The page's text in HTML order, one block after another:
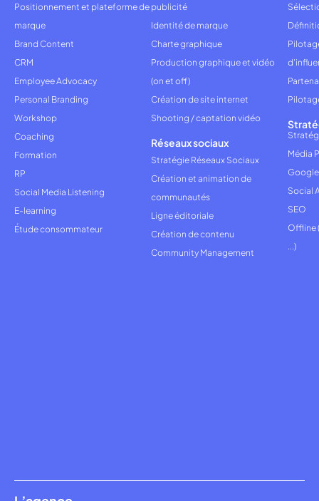
Positionnement et plateforme de
marque
Brand Content
CRM
Employee Advocacy
Personal Branding
Workshop
Coaching
Formation
RP
Social Media Listening
E-learning
Étude consommateur
publicité
Identité de marque
Charte graphique
Production graphique et vidéo
(on et off)
Création de site internet
Shooting / captation vidéo
Réseaux sociaux
Stratégie Réseaux Sociaux
Création et animation de
communautés
Ligne éditoriale
Création de contenu
Community Management
Média
Social
SEO
Offline
...)